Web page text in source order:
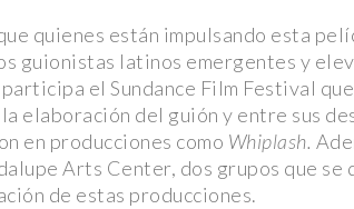
quienes están impulsando esta
guionistas latinos emergentes y
el Sundance Film Festival
elaboración del guión y entre sus
en producciones como Whiplash.
Arts Center, dos grupos que
de estas producciones.